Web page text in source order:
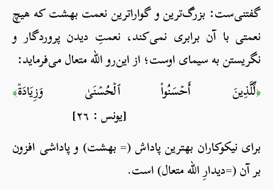
گفتنی‌ست: بزرگ‌ترین و گواراترین نعمت بهشت که هیچ
نعمتی با آن برابری نمی‌کند، نعمتِ دیدن پروردگار و
نگریستن به سیمای اوست؛ از این‌رو الله متعال می‌فرماید:
﴿لِّلَّذِينَ أَحۡسَنُواْ ٱلۡحُسۡنَىٰ وَزِيَادَةٞ﴾
[يونس : ٢٦]
برای نیکوکاران بهترین پاداش (= بهشت) و پاداشی افزون
بر آن (=دیدارِ الله متعال) است.